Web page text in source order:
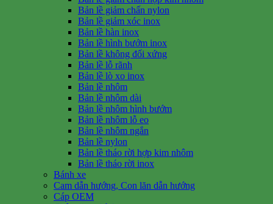
Bản lề giảm chấn nylon
Bản lề giảm xóc inox
Bản lề hàn inox
Bản lề hình bướm inox
Bản lề không đối xứng
Bản lề lỗ rãnh
Bản lề lò xo inox
Bản lề nhôm
Bản lề nhôm dài
Bản lề nhôm hình bướm
Bản lề nhôm lỗ eo
Bản lề nhôm ngắn
Bản lề nylon
Bản lề tháo rời hợp kim nhôm
Bản lề tháo rời inox
Bánh xe
Cam dẫn hướng, Con lăn dẫn hướng
Cáp OEM